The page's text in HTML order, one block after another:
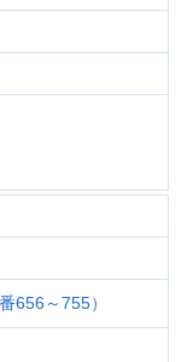
656～755）